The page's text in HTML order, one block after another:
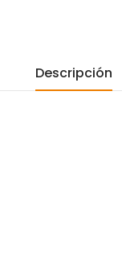
Descripción